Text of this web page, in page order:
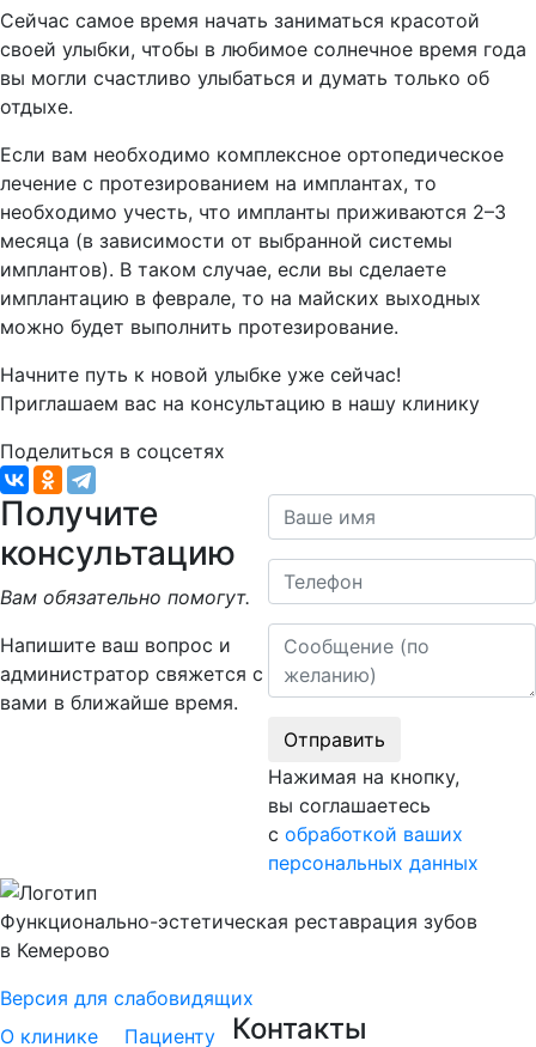
Сейчас самое время начать заниматься красотой
своей улыбки, чтобы в любимое солнечное время года
вы могли счастливо улыбаться и думать только об
отдыхе.
Если вам необходимо комплексное ортопедическое
лечение с протезированием на имплантах, то
необходимо учесть, что импланты приживаются 2–3
месяца (в зависимости от выбранной системы
имплантов). В таком случае, если вы сделаете
имплантацию в феврале, то на майских выходных
можно будет выполнить протезирование.
Начните путь к новой улыбке уже сейчас!
Приглашаем вас на консультацию в нашу клинику
Поделиться в соцсетях
Получите
консультацию
Вам обязательно помогут.
Напишите ваш вопрос и
администратор свяжется с
вами в ближайше время.
Ваше имя
Телефон
Сообщение
Отправить
Нажимая на кнопку,
вы соглашаетесь
с обработкой ваших
персональных данных
Функционально-эстетическая реставрация зубов
в Кемерово
Версия для слабовидящих
О клинике
Пациенту Контакты